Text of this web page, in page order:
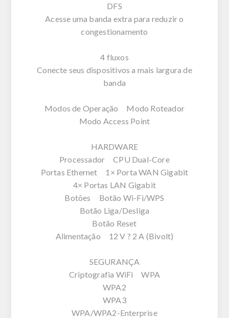
DFS
Acesse uma banda extra para reduzir o
congestionamento
4 fluxos
Conecte seus dispositivos a mais largura de
banda
Modos de Operação Modo Roteador
Modo Access Point
HARDWARE
Processador CPU Dual-Core
Portas Ethernet 1× Porta WAN Gigabit
4× Portas LAN Gigabit
Botões Botão Wi-Fi/WPS
Botão Liga/Desliga
Botão Reset
Alimentação 12 V ? 2 A (Bivolt)
SEGURANÇA
Criptografia WiFi WPA
WPA2
WPA3
WPA/WPA2-Enterprise